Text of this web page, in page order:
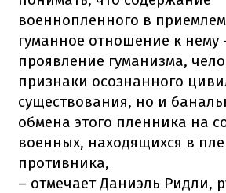
военнопленного в
гуманное отношение к нему
проявление гуманизма,
признаки осознанного
существования, но и
обмена этого пленника на
военных, находящихся в
противника,
– отмечает Даниэль Ридли,